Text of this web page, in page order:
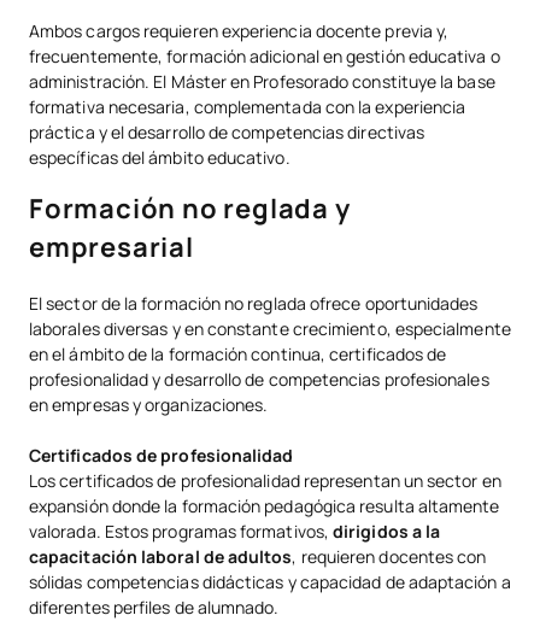
Ambos cargos requieren experiencia docente previa y,
frecuentemente, formación adicional en gestión educativa o
administración. El Máster en Profesorado constituye la base
formativa necesaria, complementada con la experiencia
práctica y el desarrollo de competencias directivas
específicas del ámbito educativo.
Formación no reglada y
empresarial
El sector de la formación no reglada ofrece oportunidades
laborales diversas y en constante crecimiento, especialmente
en el ámbito de la formación continua, certificados de
profesionalidad y desarrollo de competencias profesionales
en empresas y organizaciones.
Certificados de profesionalidad
Los certificados de profesionalidad representan un sector en
expansión donde la formación pedagógica resulta altamente
valorada. Estos programas formativos,dirigidos a la
capacitación laboral de adultos, requieren docentes con
sólidas competencias didácticas y capacidad de adaptación a
diferentes perfiles de alumnado.